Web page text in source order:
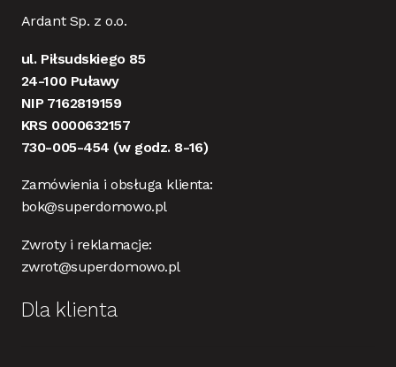
Ardant Sp. z o.o.
ul. Piłsudskiego 85
24-100 Puławy
NIP 7162819159
KRS 0000632157
730-005-454 (w godz. 8-16)
Zamówienia i obsługa klienta:
bok@superdomowo.pl
Zwroty i reklamacje:
zwrot@superdomowo.pl
Dla klienta